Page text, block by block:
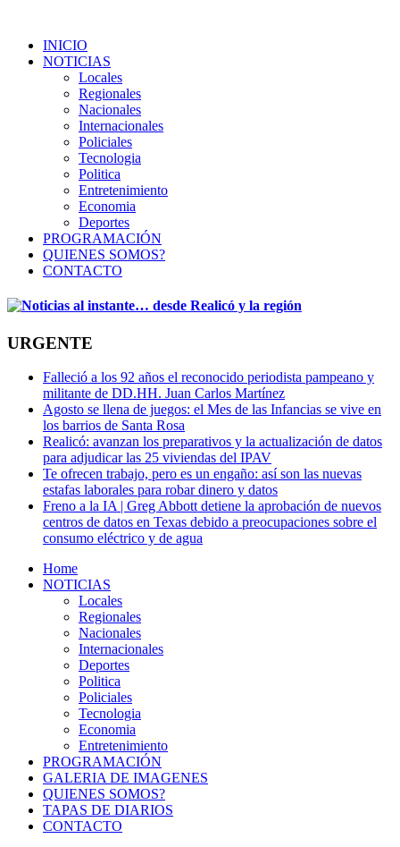
INICIO
NOTICIAS
Locales
Regionales
Nacionales
Internacionales
Policiales
Tecnologia
Politica
Entretenimiento
Economia
Deportes
PROGRAMACIÓN
QUIENES SOMOS?
CONTACTO
URGENTE
Falleció a los 92 años el reconocido periodista pampeano y
militante de DD.HH. Juan Carlos Martínez
Agosto se llena de juegos: el Mes de las Infancias se vive en
los barrios de Santa Rosa
Realicó: avanzan los preparativos y la actualización de datos
para adjudicar las 25 viviendas del IPAV
Te ofrecen trabajo, pero es un engaño: así son las nuevas
estafas laborales para robar dinero y datos
Freno a la IA | Greg Abbott detiene la aprobación de nuevos
centros de datos en Texas debido a preocupaciones sobre el
consumo eléctrico y de agua
Home
NOTICIAS
Locales
Regionales
Nacionales
Internacionales
Deportes
Politica
Policiales
Tecnologia
Economia
Entretenimiento
PROGRAMACIÓN
GALERIA DE IMAGENES
QUIENES SOMOS?
TAPAS DE DIARIOS
CONTACTO